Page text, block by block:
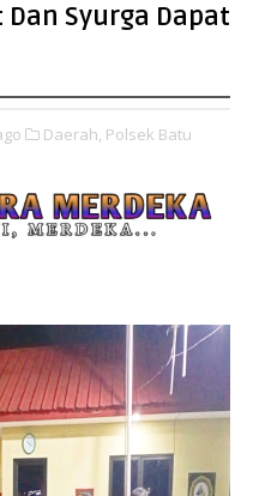
Syurga Dapat
Daerah, Polsek Batu